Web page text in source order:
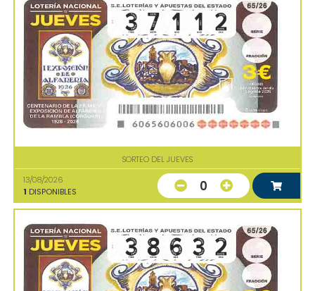
SORTEO DEL JUEVES
13/08/2026
1 DISPONIBLES 0